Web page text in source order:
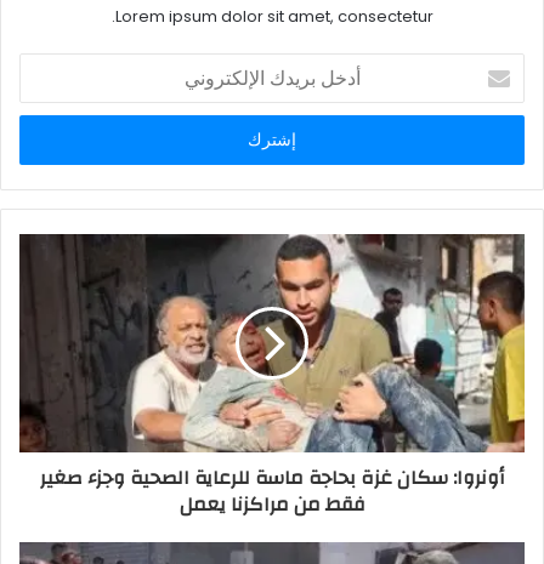
Lorem ipsum dolor sit amet, consectetur.
أدخل
بريدك
الإلكتروني
أونروا: سكان غزة بحاجة ماسة للرعاية الصحية وجزء صغير
فقط من مراكزنا يعمل